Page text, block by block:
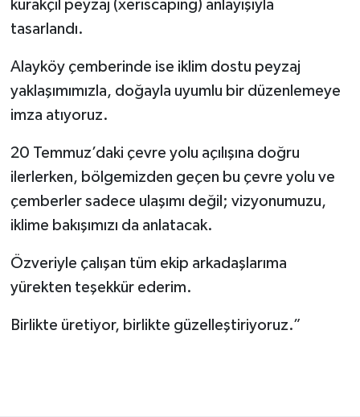
kurakçıl peyzaj (xeriscaping) anlayışıyla
tasarlandı.
Alayköy çemberinde ise iklim dostu peyzaj
yaklaşımımızla, doğayla uyumlu bir düzenlemeye
imza atıyoruz.
20 Temmuz’daki çevre yolu açılışına doğru
ilerlerken, bölgemizden geçen bu çevre yolu ve
çemberler sadece ulaşımı değil; vizyonumuzu,
iklime bakışımızı da anlatacak.
Özveriyle çalışan tüm ekip arkadaşlarıma
yürekten teşekkür ederim.
Birlikte üretiyor, birlikte güzelleştiriyoruz.”